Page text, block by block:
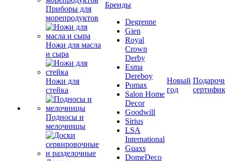
Приборы для
морепродуктов
Ножи для масла
и сыра
Ножи для
стейка
Подносы и
мелочницы
Бренды
Degrenne
Gien
Royal
Crown
Derby
Esma
Dereboy
Pomax
Salon Home
Decor
Goodwill
Sirius
LSA
International
Guaxs
DomeDeco
Новый
год